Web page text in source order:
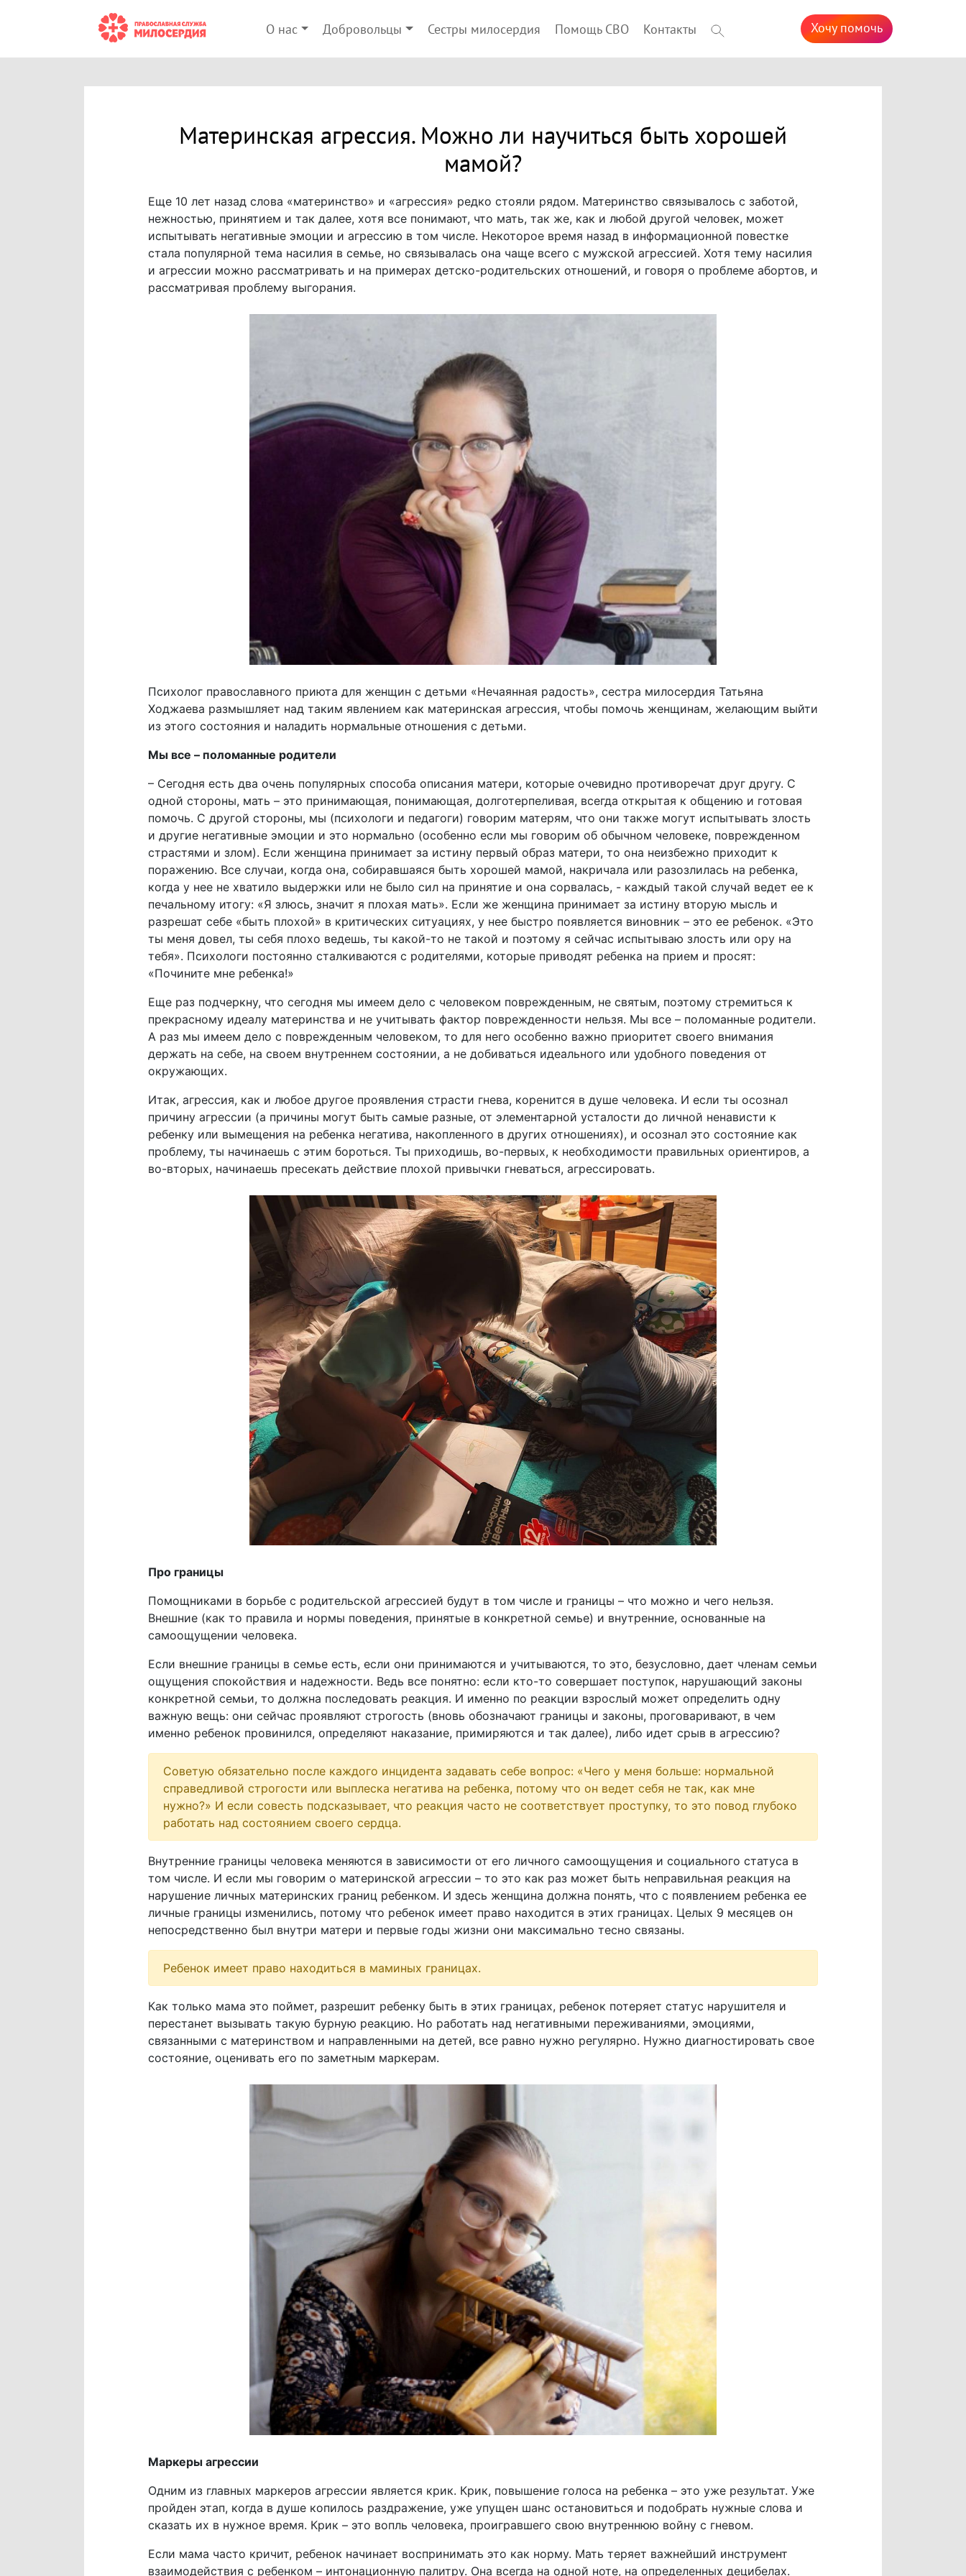
О нас Добровольцы Сестры милосердия Помощь СВО Контакты Хочу помочь
Материнская агрессия. Можно ли научиться быть хорошей
мамой?
Еще 10 лет назад слова «материнство» и «агрессия» редко стояли рядом. Материнство связывалось с заботой,
нежностью, принятием и так далее, хотя все понимают, что мать, так же, как и любой другой человек, может
испытывать негативные эмоции и агрессию в том числе. Некоторое время назад в информационной повестке
стала популярной тема насилия в семье, но связывалась она чаще всего с мужской агрессией. Хотя тему насилия
и агрессии можно рассматривать и на примерах детско-родительских отношений, и говоря о проблеме абортов, и
рассматривая проблему выгорания.
Психолог православного приюта для женщин с детьми «Нечаянная радость», сестра милосердия Татьяна
Ходжаева размышляет над таким явлением как материнская агрессия, чтобы помочь женщинам, желающим выйти
из этого состояния и наладить нормальные отношения с детьми.
Мы все – поломанные родители
– Сегодня есть два очень популярных способа описания матери, которые очевидно противоречат друг другу. С
одной стороны, мать – это принимающая, понимающая, долготерпеливая, всегда открытая к общению и готовая
помочь. С другой стороны, мы (психологи и педагоги) говорим матерям, что они также могут испытывать злость
и другие негативные эмоции и это нормально (особенно если мы говорим об обычном человеке, поврежденном
страстями и злом). Если женщина принимает за истину первый образ матери, то она неизбежно приходит к
поражению. Все случаи, когда она, собиравшаяся быть хорошей мамой, накричала или разозлилась на ребенка,
когда у нее не хватило выдержки или не было сил на принятие и она сорвалась, - каждый такой случай ведет ее к
печальному итогу: «Я злюсь, значит я плохая мать». Если же женщина принимает за истину вторую мысль и
разрешат себе «быть плохой» в критических ситуациях, у нее быстро появляется виновник – это ее ребенок. «Это
ты меня довел, ты себя плохо ведешь, ты какой-то не такой и поэтому я сейчас испытываю злость или ору на
тебя». Психологи постоянно сталкиваются с родителями, которые приводят ребенка на прием и просят:
«Почините мне ребенка!»
Еще раз подчеркну, что сегодня мы имеем дело с человеком поврежденным, не святым, поэтому стремиться к
прекрасному идеалу материнства и не учитывать фактор поврежденности нельзя. Мы все – поломанные родители.
А раз мы имеем дело с поврежденным человеком, то для него особенно важно приоритет своего внимания
держать на себе, на своем внутреннем состоянии, а не добиваться идеального или удобного поведения от
окружающих.
Итак, агрессия, как и любое другое проявления страсти гнева, коренится в душе человека. И если ты осознал
причину агрессии (а причины могут быть самые разные, от элементарной усталости до личной ненависти к
ребенку или вымещения на ребенка негатива, накопленного в других отношениях), и осознал это состояние как
проблему, ты начинаешь с этим бороться. Ты приходишь, во-первых, к необходимости правильных ориентиров, а
во-вторых, начинаешь пресекать действие плохой привычки гневаться, агрессировать.
Про границы
Помощниками в борьбе с родительской агрессией будут в том числе и границы – что можно и чего нельзя.
Внешние (как то правила и нормы поведения, принятые в конкретной семье) и внутренние, основанные на
самоощущении человека.
Если внешние границы в семье есть, если они принимаются и учитываются, то это, безусловно, дает членам семьи
ощущения спокойствия и надежности. Ведь все понятно: если кто-то совершает поступок, нарушающий законы
конкретной семьи, то должна последовать реакция. И именно по реакции взрослый может определить одну
важную вещь: они сейчас проявляют строгость (вновь обозначают границы и законы, проговаривают, в чем
именно ребенок провинился, определяют наказание, примиряются и так далее), либо идет срыв в агрессию?
Советую обязательно после каждого инцидента задавать себе вопрос: «Чего у меня больше: нормальной
справедливой строгости или выплеска негатива на ребенка, потому что он ведет себя не так, как мне
нужно?» И если совесть подсказывает, что реакция часто не соответствует проступку, то это повод глубоко
работать над состоянием своего сердца.
Внутренние границы человека меняются в зависимости от его личного самоощущения и социального статуса в
том числе. И если мы говорим о материнской агрессии – то это как раз может быть неправильная реакция на
нарушение личных материнских границ ребенком. И здесь женщина должна понять, что с появлением ребенка ее
личные границы изменились, потому что ребенок имеет право находится в этих границах. Целых 9 месяцев он
непосредственно был внутри матери и первые годы жизни они максимально тесно связаны.
Ребенок имеет право находиться в маминых границах.
Как только мама это поймет, разрешит ребенку быть в этих границах, ребенок потеряет статус нарушителя и
перестанет вызывать такую бурную реакцию. Но работать над негативными переживаниями, эмоциями,
связанными с материнством и направленными на детей, все равно нужно регулярно. Нужно диагностировать свое
состояние, оценивать его по заметным маркерам.
Маркеры агрессии
Одним из главных маркеров агрессии является крик. Крик, повышение голоса на ребенка – это уже результат. Уже
пройден этап, когда в душе копилось раздражение, уже упущен шанс остановиться и подобрать нужные слова и
сказать их в нужное время. Крик – это вопль человека, проигравшего свою внутреннюю войну с гневом.
Если мама часто кричит, ребенок начинает воспринимать это как норму. Мать теряет важнейший инструмент
взаимодействия с ребенком – интонационную палитру. Она всегда на одной ноте, на определенных децибелах.